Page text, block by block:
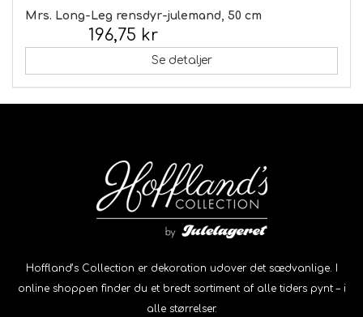
Mrs. Long-Leg rensdyr-julemand, 50 cm
196,75 kr
Se detaljer
Hoffland’s Collection er dekoration udover det sædvanlige. I
online shoppen finder du et bredt sortiment af alle tiders pynt – i
alle størrelser.